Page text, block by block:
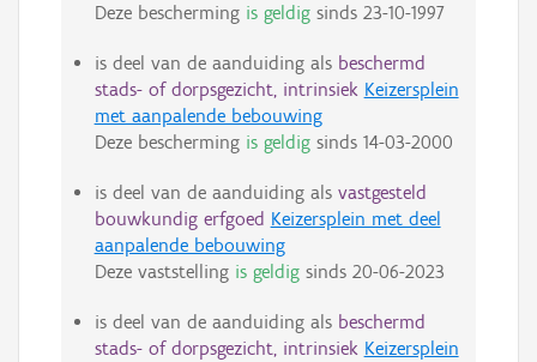
Deze bescherming is geldigsinds 23-10-1997
is deel van de aanduiding als beschermd
stads- of dorpsgezicht, intrinsiek Keizersplein
met aanpalende bebouwing
Deze bescherming is geldigsinds 14-03-2000
is deel van de aanduiding als vastgesteld
bouwkundig erfgoed Keizersplein met deel
aanpalende bebouwing
Deze vaststelling is geldigsinds 20-06-2023
is deel van de aanduiding als beschermd
stads- of dorpsgezicht, intrinsiek Keizersplein